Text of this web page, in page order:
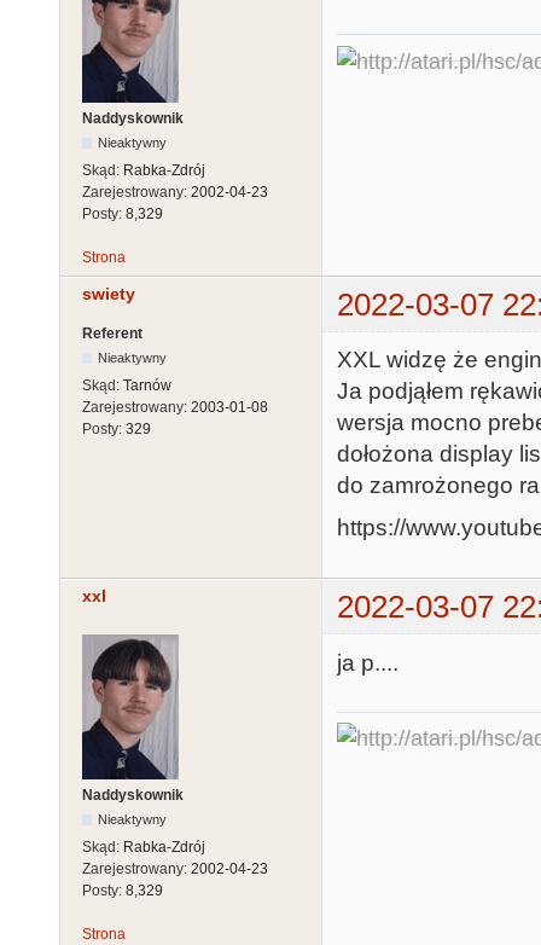
Naddyskownik
Nieaktywny
Skąd: Rabka-Zdrój
Zarejestrowany: 2002-04-23
Posty: 8,329
Strona
swiety 2022-03-07
Referent
Nieaktywny
Skąd: Tarnów
Zarejestrowany: 2003-01-08
Posty: 329
XXL widzę że
Ja podjąłem
wersja mocno
dołożona display
do zamrożonego
https://
xxl 2022-03-07
Naddyskownik
Nieaktywny
Skąd: Rabka-Zdrój
Zarejestrowany: 2002-04-23
Posty: 8,329
ja p....
Strona